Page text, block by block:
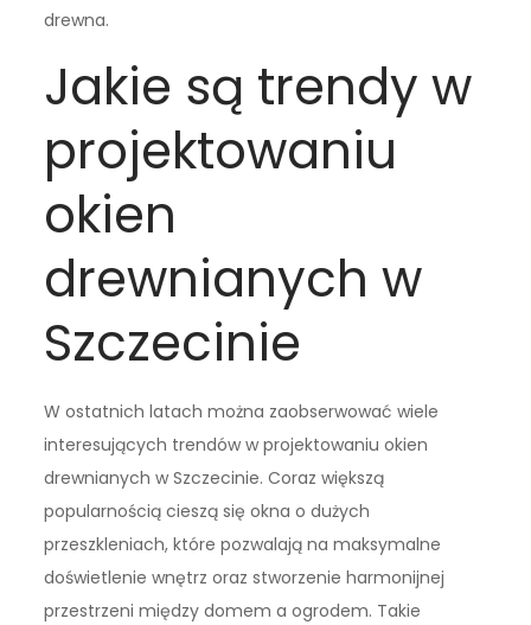
drewna.
Jakie są trendy w
projektowaniu
okien
drewnianych w
Szczecinie
W ostatnich latach można zaobserwować wiele
interesujących trendów w projektowaniu okien
drewnianych w Szczecinie. Coraz większą
popularnością cieszą się okna o dużych
przeszkleniach, które pozwalają na maksymalne
doświetlenie wnętrz oraz stworzenie harmonijnej
przestrzeni między domem a ogrodem. Takie